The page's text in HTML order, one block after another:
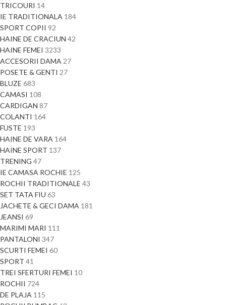
TRICOURI 14
IE TRADITIONALA 184
SPORT COPII 92
HAINE DE CRACIUN 42
HAINE FEMEI 3233
ACCESORII DAMA 27
POSETE & GENTI 27
BLUZE 683
CAMASI 108
CARDIGAN 87
COLANTI 164
FUSTE 193
HAINE DE VARA 164
HAINE SPORT 137
TRENING 47
IE CAMASA ROCHIE 125
ROCHII TRADITIONALE 43
SET TATA FIU 63
JACHETE & GECI DAMA 181
JEANSI 69
MARIMI MARI 111
PANTALONI 347
SCURTI FEMEI 60
SPORT 41
TREI SFERTURI FEMEI 10
ROCHII 724
DE PLAJA 115